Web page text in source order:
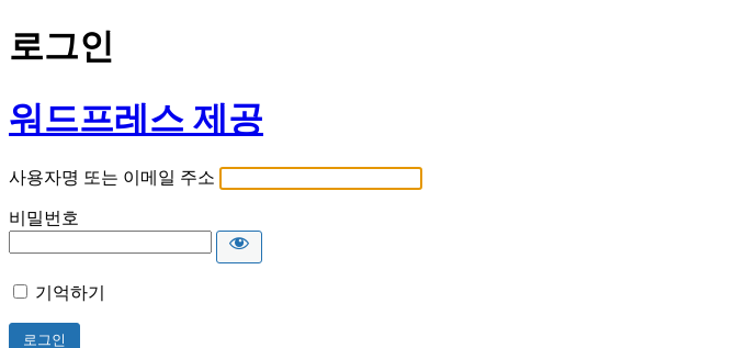
로그인
워드프레스 제공
사용자명 또는 이메일 주소
비밀번호
기억하기